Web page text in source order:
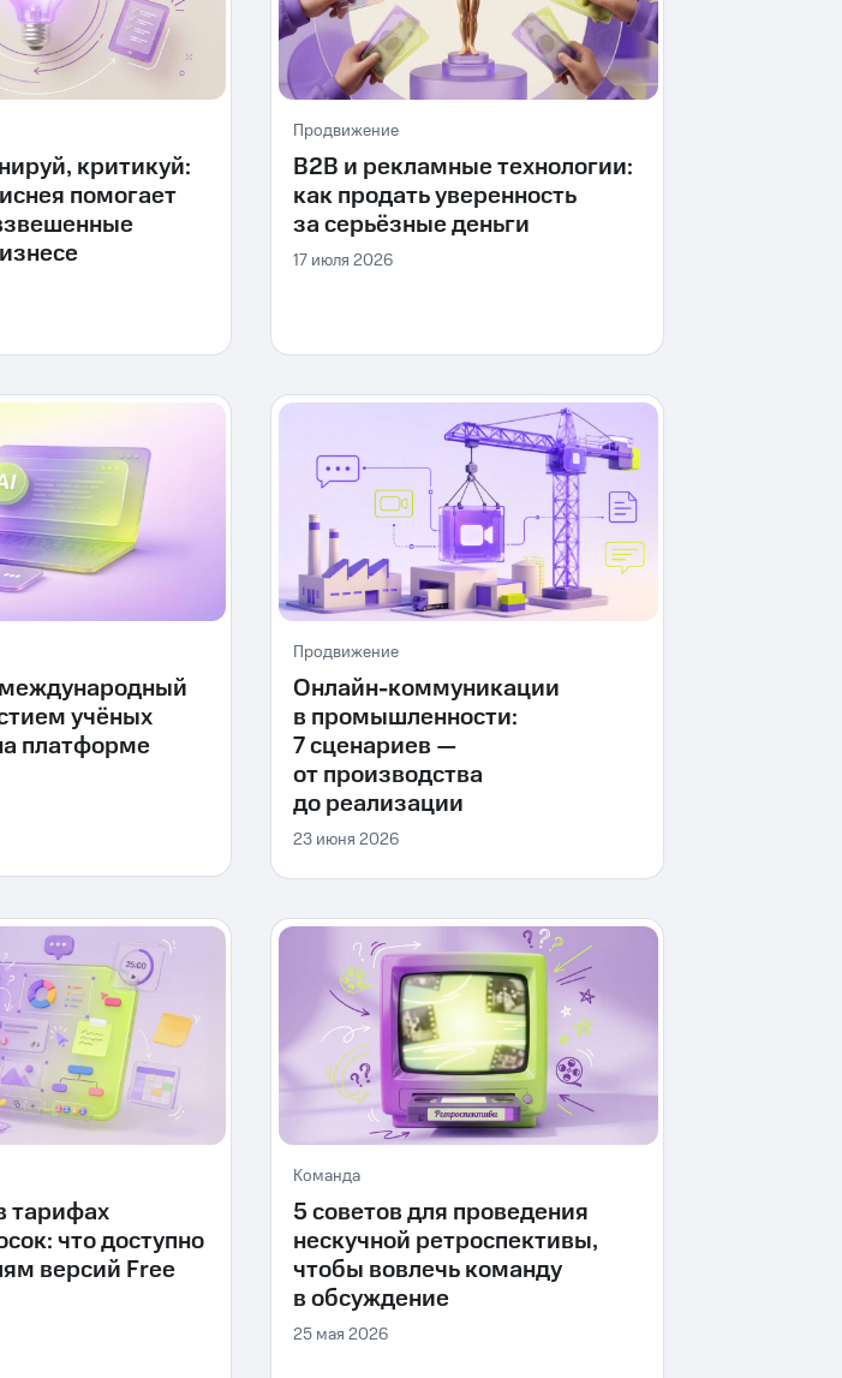
критикуй:
помогает
Продвижение
B2B и рекламные технологии:
как продать уверенность
за серьёзные деньги
17 июля 2026
учёных
платформе
Продвижение
Онлайн-коммуникации
в промышленности:
7 сценариев —
от производства
до реализации
23 июня 2026
тарифах
что доступно
версий Free
Команда
5 советов для проведения
нескучной ретроспективы,
чтобы вовлечь команду
в обсуждение
25 мая 2026